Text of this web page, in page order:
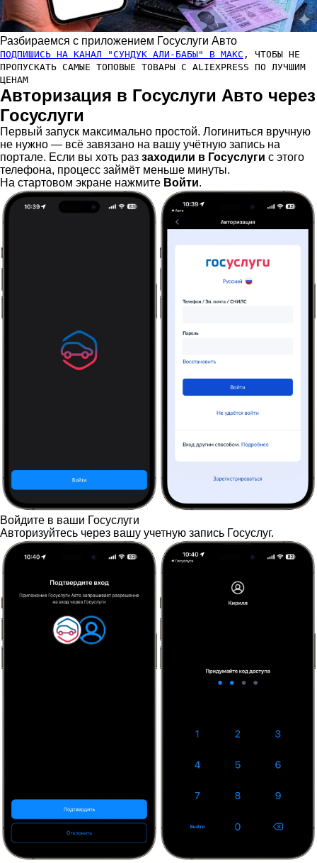
Разбираемся с приложением Госуслуги Авто
ПОДПИШИСЬ НА КАНАЛ "СУНДУК АЛИ-БАБЫ" В МАКС , ЧТОБЫ НЕ
ПРОПУСКАТЬ САМЫЕ ТОПОВЫЕ ТОВАРЫ С ALIEXPRESS ПО ЛУЧШИМ
ЦЕНАМ
Авторизация в Госуслуги Авто через
Госуслуги
Первый запуск максимально простой. Логиниться вручную
не нужно — всё завязано на вашу учётную запись на
портале. Если вы хоть раз заходили в Госуслуги с этого
телефона, процесс займёт меньше минуты.
На стартовом экране нажмите Войти.
Войдите в ваши Госуслуги
Авторизуйтесь через вашу учетную запись Госуслуг.